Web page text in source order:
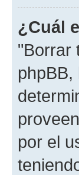
¿Cuál
"Borrar
por el